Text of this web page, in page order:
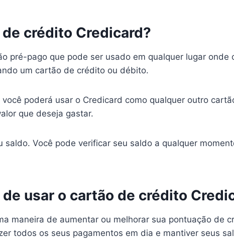
crédito Credicard?
pré-pago que pode ser usado em qualquer lugar
um cartão de crédito ou débito.
poderá usar o Credicard como qualquer outro
que deseja gastar.
Você pode verificar seu saldo a qualquer
usar o cartão de crédito
maneira de aumentar ou melhorar sua pontuação de
todos os seus pagamentos em dia e mantiver seus